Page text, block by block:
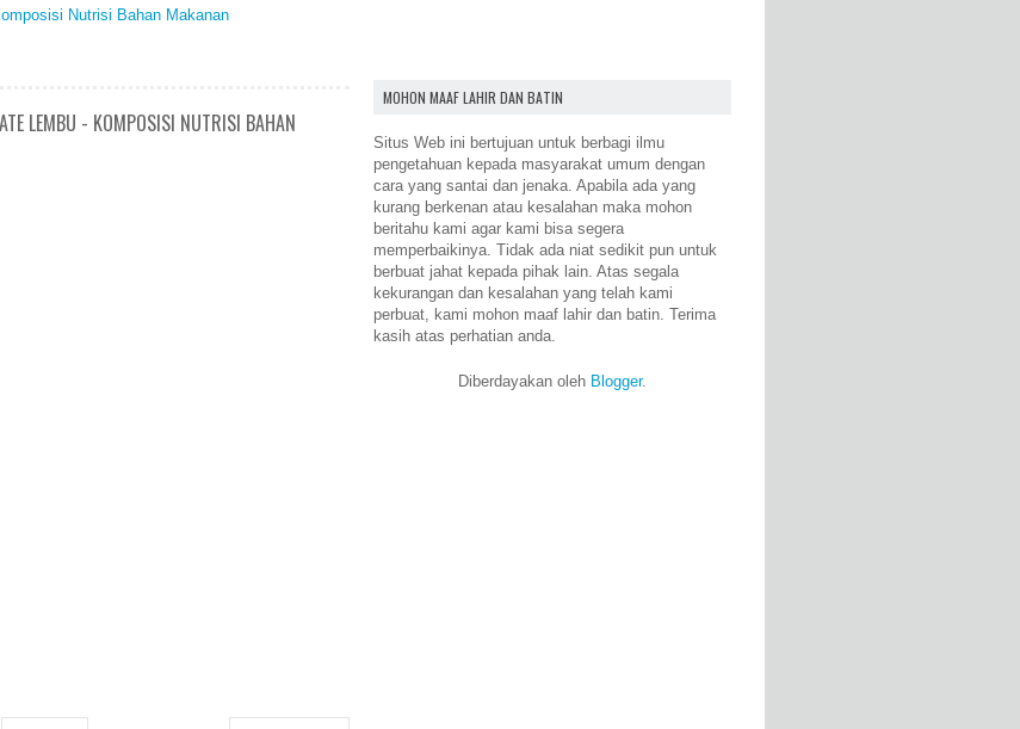
Nutrisi Bahan Makanan
LEMBU - KOMPOSISI NUTRISI BAHAN
MOHON MAAF LAHIR DAN BATIN
Situs Web ini bertujuan untuk berbagi ilmu
pengetahuan kepada masyarakat umum dengan
cara yang santai dan jenaka. Apabila ada yang
kurang berkenan atau kesalahan maka mohon
beritahu kami agar kami bisa segera
memperbaikinya. Tidak ada niat sedikit pun untuk
berbuat jahat kepada pihak lain. Atas segala
kekurangan dan kesalahan yang telah kami
perbuat, kami mohon maaf lahir dan batin. Terima
kasih atas perhatian anda.
Diberdayakan oleh Blogger.